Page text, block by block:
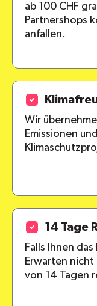
ab 100 CHF
Partnershops
anfallen.
Wir
Emissionen
14 Tage
Falls Ihnen
Erwarten nicht
von 14 Tagen